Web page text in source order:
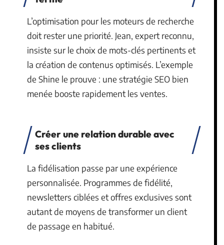
L’optimisation pour les moteurs de recherche
doit rester une priorité. Jean, expert reconnu,
insiste sur le choix de mots-clés pertinents et
la création de contenus optimisés. L’exemple
de Shine le prouve : une stratégie SEO bien
menée booste rapidement les ventes.
Créer une relation durable avec
ses clients
La fidélisation passe par une expérience
personnalisée. Programmes de fidélité,
newsletters ciblées et offres exclusives sont
autant de moyens de transformer un client
de passage en habitué.